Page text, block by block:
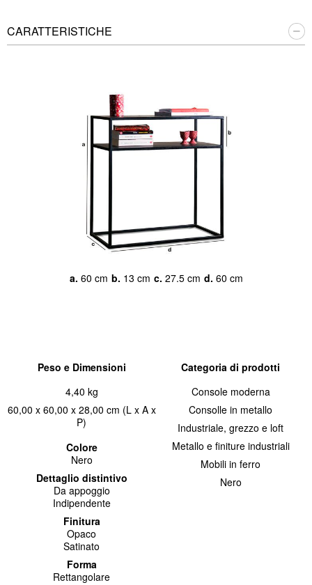
CARATTERISTICHE
a. 60 cm b. 13 cm c. 27.5 cm d. 60 cm
Peso e Dimensioni
4,40 kg
60,00 x 60,00 x 28,00 cm (L x A x
P)
Colore
Nero
Dettaglio distintivo
Da appoggio
Indipendente
Finitura
Opaco
Satinato
Forma
Rettangolare
Categoria di prodotti
Console moderna
Consolle in metallo
Industriale, grezzo e loft
Metallo e finiture industriali
Mobili in ferro
Nero